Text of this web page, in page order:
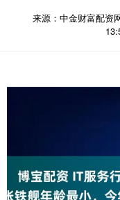
来源：中金财富配资